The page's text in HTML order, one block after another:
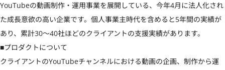
YouTubeの動画制作・運用事業を展開している、今年4月に法人化され
た成長意欲の高い企業です。個人事業主時代を含めると5年間の実績が
あり、累計30〜40社ほどのクライアントの支援実績があります。
■プロダクトについて
クライアントのYouTubeチャンネルにおける動画の企画、制作から運